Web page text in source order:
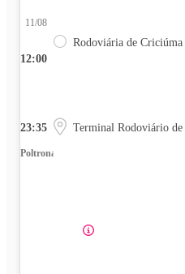
12:00
11/08
Rodoviária de Criciúma
23:35 Terminal Rodoviário
Poltrona